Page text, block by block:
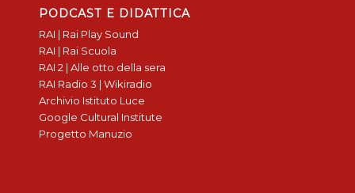
PODCAST E DIDATTICA
RAI | Rai Play Sound
RAI | Rai Scuola
RAI 2 | Alle otto della sera
RAI Radio 3 | Wikiradio
Archivio Istituto Luce
Google Cultural Institute
Progetto Manuzio